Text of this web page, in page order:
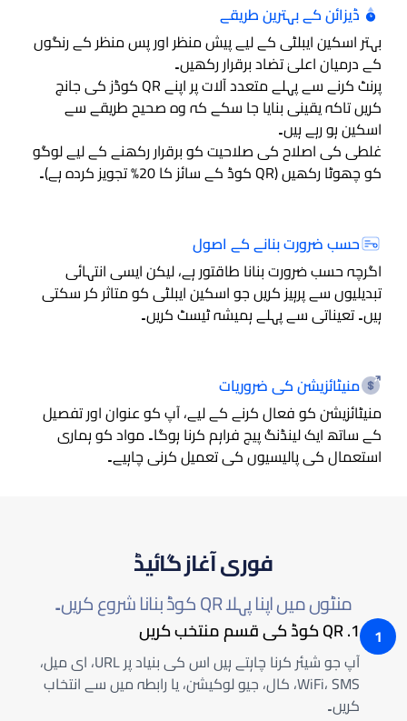
ڈیزائن کے بہترین طریقے
بہتر اسکین ایبلٹی کے لیے پیش منظر اور پس منظر کے رنگوں
کے درمیان اعلیٰ تضاد برقرار رکھیں۔
پرنٹ کرنے سے پہلے متعدد آلات پر اپنے QR کوڈز کی جانچ
کریں تاکہ یقینی بنایا جا سکے کہ وہ صحیح طریقے سے
اسکین ہو رہے ہیں۔
غلطی کی اصلاح کی صلاحیت کو برقرار رکھنے کے لیے لوگو
کو چھوٹا رکھیں (QR کوڈ کے سائز کا 20% تجویز کردہ ہے)۔
حسب ضرورت بنانے کے اصول
اگرچہ حسب ضرورت بنانا طاقتور ہے، لیکن ایسی انتہائی
تبدیلیوں سے پرہیز کریں جو اسکین ایبلٹی کو متاثر کر سکتی
ہیں۔ تعیناتی سے پہلے ہمیشہ ٹیسٹ کریں۔
منیٹائزیشن کی ضروریات
منیٹائزیشن کو فعال کرنے کے لیے، آپ کو عنوان اور تفصیل
کے ساتھ ایک لینڈنگ پیج فراہم کرنا ہوگا۔ مواد کو ہماری
استعمال کی پالیسیوں کی تعمیل کرنی چاہیے۔
فوری آغاز گائیڈ
منٹوں میں اپنا پہلا QR کوڈ بنانا شروع کریں۔
1 1. QR کوڈ کی قسم منتخب کریں
آپ جو شیئر کرنا چاہتے ہیں اس کی بنیاد پر URL، ای میل،
WiFi، SMS، کال، جیو لوکیشن، یا رابطہ میں سے انتخاب
کریں۔